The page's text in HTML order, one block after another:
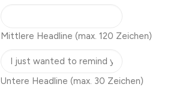
Mittlere Headline (max. 120 Zeichen)
Untere Headline (max. 30 Zeichen)